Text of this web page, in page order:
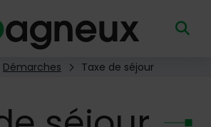
Retour à l'accueil
Démarches Taxe de séjour